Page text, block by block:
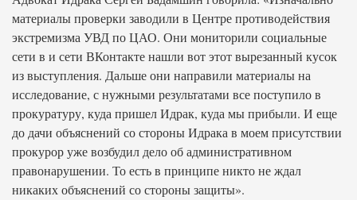
материалы проверки заводили в Центре противодействия
экстремизма УВД по ЦАО. Они мониторили социальные
сети в и сети ВКонтакте нашли вот этот вырезанный кусок
из выступления. Дальше они направили материалы на
исследование, с нужными результатами все поступило в
прокуратуру, куда пришел Идрак, куда мы прибыли. И еще
до дачи объяснений со стороны Идрака в моем присутствии
прокурор уже возбудил дело об административном
правонарушении. То есть в принципе никто не ждал
никаких объяснений со стороны защиты».